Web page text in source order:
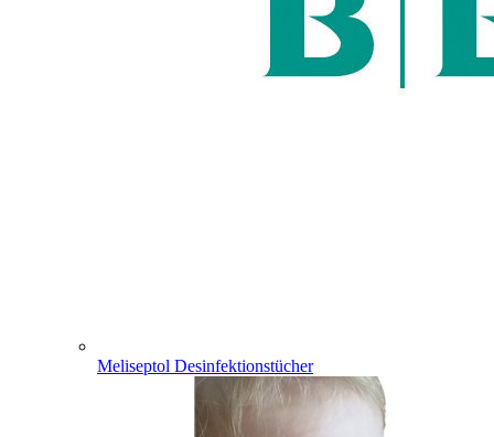
Meliseptol Desinfektionstücher